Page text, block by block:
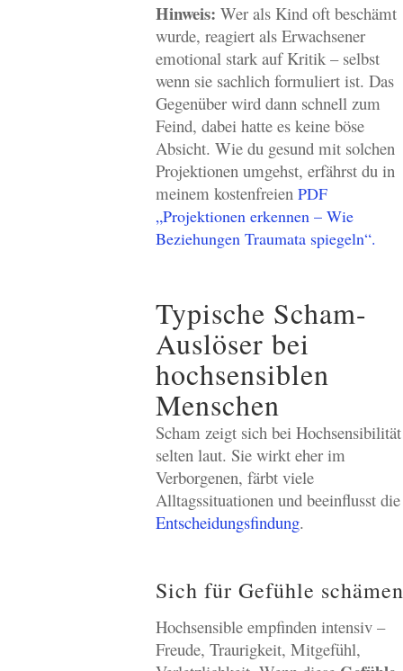
Hinweis: Wer als Kind oft beschämt
wurde, reagiert als Erwachsener
emotional stark auf Kritik – selbst
wenn sie sachlich formuliert ist. Das
Gegenüber wird dann schnell zum
Feind, dabei hatte es keine böse
Absicht. Wie du gesund mit solchen
Projektionen umgehst, erfährst du in
meinem kostenfreien PDF
„Projektionen erkennen – Wie
Beziehungen Traumata spiegeln“.
Typische Scham-
Auslöser bei
hochsensiblen
Menschen
Scham zeigt sich bei Hochsensibilität
selten laut. Sie wirkt eher im
Verborgenen, färbt viele
Alltagssituationen und beeinflusst die
Entscheidungsfindung.
Sich für Gefühle schämen
Hochsensible empfinden intensiv –
Freude, Traurigkeit, Mitgefühl,